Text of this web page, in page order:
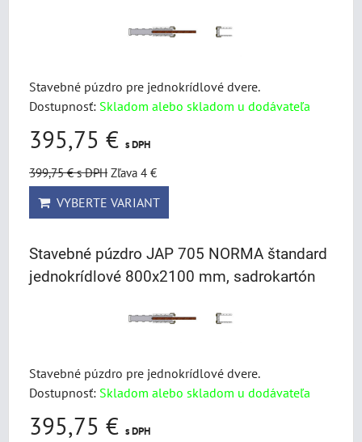
Stavebné púzdro pre jednokrídlové dvere.
Dostupnosť: Skladom alebo skladom u dodávateľa
395,75 € s DPH
399,75 €s DPH Zľava 4 €
VYBERTE VARIANT
Stavebné púzdro JAP 705 NORMA štandard
jednokrídlové 800x2100 mm, sadrokartón
Stavebné púzdro pre jednokrídlové dvere.
Dostupnosť: Skladom alebo skladom u dodávateľa
395,75 € s DPH